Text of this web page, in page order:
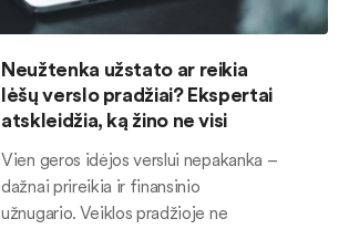
Neužtenka užstato ar reikia
lėšų verslo pradžiai? Ekspertai
atskleidžia, ką žino ne visi
Vien geros idėjos verslui nepakanka –
dažnai prireikia ir finansinio
užnugario. Veiklos pradžioje ne